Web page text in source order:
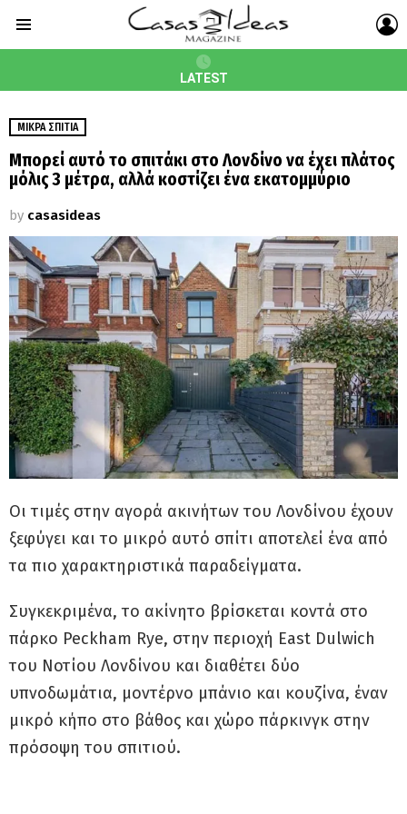
LATEST
ΜΙΚΡΆ ΣΠΊΤΙΑ
Μπορεί αυτό το σπιτάκι στο Λονδίνο να έχει πλάτος
μόλις 3 μέτρα, αλλά κοστίζει ένα εκατομμύριο
by casasideas
Οι τιμές στην αγορά ακινήτων του Λονδίνου έχουν
ξεφύγει και το μικρό αυτό σπίτι αποτελεί ένα από
τα πιο χαρακτηριστικά παραδείγματα.
Συγκεκριμένα, το ακίνητο βρίσκεται κοντά στο
πάρκο Peckham Rye, στην περιοχή East Dulwich
του Νοτίου Λονδίνου και διαθέτει δύο
υπνοδωμάτια, μοντέρνο μπάνιο και κουζίνα, έναν
μικρό κήπο στο βάθος και χώρο πάρκινγκ στην
πρόσοψη του σπιτιού.